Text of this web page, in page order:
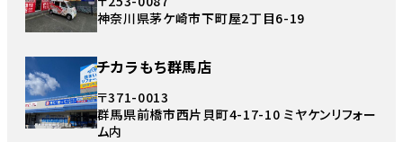
神奈川県茅ケ崎市下町屋2丁目6-19
チカラもち群馬店
〒371-0013
群馬県前橋市西片貝町4-17-10 ミヤケンリフォー
ム内